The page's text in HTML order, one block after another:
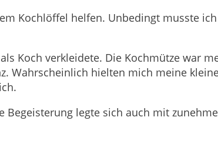
Kochlöffel helfen. Unbedingt musste
Koch verkleidete. Die Kochmütze war
Wahrscheinlich hielten mich meine
Begeisterung legte sich auch mit